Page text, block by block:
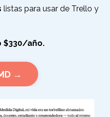
listas para usar de Trello y
$330/año.
→